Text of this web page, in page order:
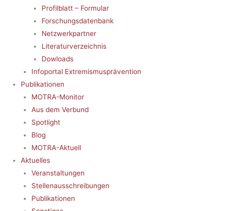
Profilblatt – Formular
Forschungsdatenbank
Netzwerkpartner
Literaturverzeichnis
Dowloads
Infoportal Extremismusprävention
Publikationen
MOTRA-Monitor
Aus dem Verbund
Spotlight
Blog
MOTRA-Aktuell
Aktuelles
Veranstaltungen
Stellenausschreibungen
Publikationen